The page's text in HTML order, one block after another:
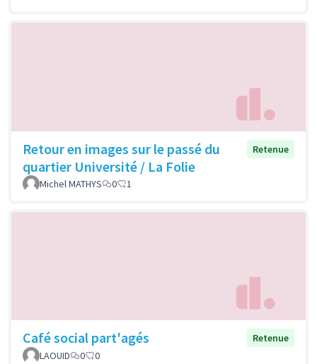
Retour en images sur le passé du
quartier Université / La Folie
Retenue
Michel MATHYS 0 1
Café social part'agés
Retenue
LAOUID
0 0